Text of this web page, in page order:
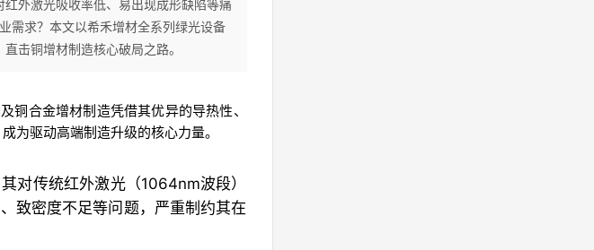
外激光吸收率低、易出现成形缺陷等痛
需求？本文以希禾增材全系列绿光设备
击铜增材制造核心破局之路。
合金增材制造凭借其优异的导热性、
为驱动高端制造升级的核心力量。
对传统红外激光（1064nm波段）
致密度不足等问题，严重制约其在